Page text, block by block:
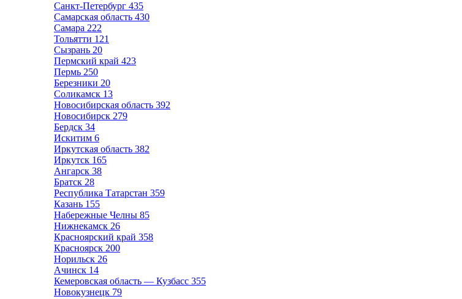
Санкт-Петербург 435
Самарская область 430
Самара 222
Тольятти 121
Сызрань 20
Пермский край 423
Пермь 250
Березники 20
Соликамск 13
Новосибирская область 392
Новосибирск 279
Бердск 34
Искитим 6
Иркутская область 382
Иркутск 165
Ангарск 38
Братск 28
Республика Татарстан 359
Казань 155
Набережные Челны 85
Нижнекамск 26
Красноярский край 358
Красноярск 200
Норильск 26
Ачинск 14
Кемеровская область — Кузбасс 355
Новокузнецк 79